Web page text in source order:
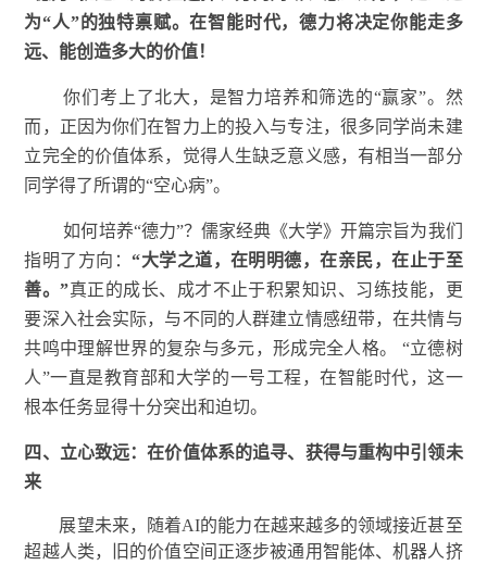
为“人”的独特禀赋。在智能时代，德力将决定你能走多
远、能创造多大的价值！
你们考上了北大，是智力培养和筛选的“赢家”。然
而，正因为你们在智力上的投入与专注，很多同学尚未建
立完全的价值体系，觉得人生缺乏意义感，有相当一部分
同学得了所谓的“空心病”。
如何培养“德力”？儒家经典《大学》开篇宗旨为我们
指明了方向：“大学之道，在明明德，在亲民，在止于至
善。”真正的成长、成才不止于积累知识、习练技能，更
要深入社会实际，与不同的人群建立情感纽带，在共情与
共鸣中理解世界的复杂与多元，形成完全人格。
“立德树
人”一直是教育部和大学的一号工程，在智能时代，这一
根本任务显得十分突出和迫切。
四、 立心致远：在价值体系的追寻、获得与重构中引领未
来
展望未来，随着AI的能力在越来越多的领域接近甚至
超越人类，旧的价值空间正逐步被通用智能体、机器人挤